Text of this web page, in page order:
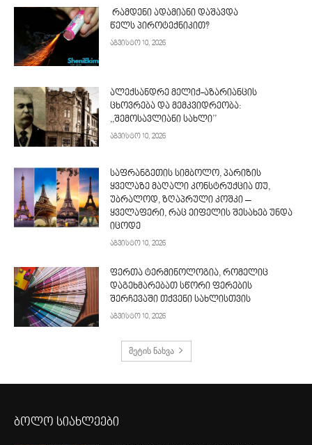
რამდენი ადამიანი დაშავდა
წელს პიროტექნიკით?
აგვისტო 10, 2026
ალექსანდრე მელიქ-აზარიანცის
ცხოვრება და მემკვიდრეობა:
,,შემოსავლიანი სახლი’’
აგვისტო 10, 2026
საფრანგეთის სიმბოლო, პარიზის
ყველაზე მაღალი კონსტრუქცია თუ,
უბრალოდ, ზღაპრული კოშკი –
ყველაფერი, რაც ეიფელის შესახებ უნდა
იცოდე
აგვისტო 10, 2026
ფერთა ტერმინოლოგია, რომელიც
დაგეხმარებათ სწორი ფერების
შერჩევაში თქვენი სახლისთვის
აგვისტო 10, 2026
მეტის ნახვა
ბოლო სიახლეები